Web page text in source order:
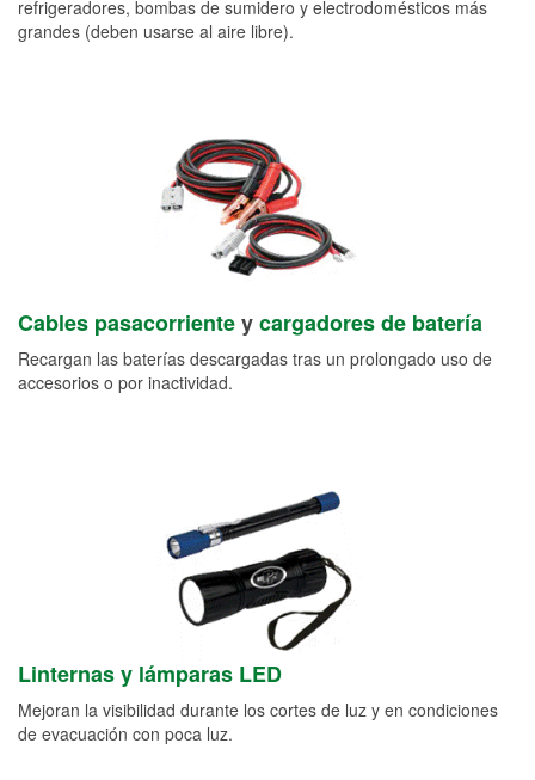
refrigeradores, bombas de sumidero y electrodomésticos más
grandes (deben usarse al aire libre).
Cables pasacorrienteycargadores de batería
Recargan las baterías descargadas tras un prolongado uso de
accesorios o por inactividad.
Linternas y lámparas LED
Mejoran la visibilidad durante los cortes de luz y en condiciones
de evacuación con poca luz.